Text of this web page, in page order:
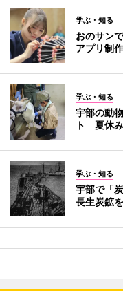
学ぶ・知る
おのサン
アプリ制
学ぶ・知る
宇部の動
ト 夏休
学ぶ・知る
宇部で「
長生炭鉱